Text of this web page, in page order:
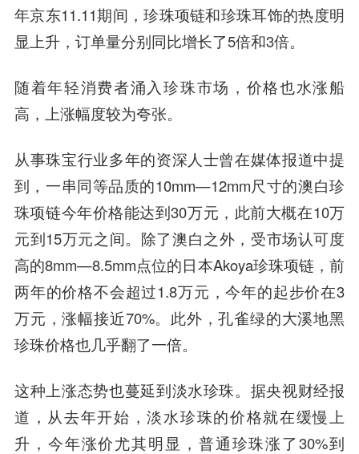
年京东11.11期间，珍珠项链和珍珠耳饰的热度明
显上升，订单量分别同比增长了5倍和3倍。
随着年轻消费者涌入珍珠市场，价格也水涨船
高，上涨幅度较为夸张。
从事珠宝行业多年的资深人士曾在媒体报道中提
到，一串同等品质的10mm—12mm尺寸的澳白珍
珠项链今年价格能达到30万元，此前大概在10万
元到15万元之间。除了澳白之外，受市场认可度
高的8mm—8.5mm点位的日本Akoya珍珠项链，前
两年的价格不会超过1.8万元，今年的起步价在3
万元，涨幅接近70%。此外，孔雀绿的大溪地黑
珍珠价格也几乎翻了一倍。
这种上涨态势也蔓延到淡水珍珠。据央视财经报
道，从去年开始，淡水珍珠的价格就在缓慢上
升，今年涨价尤其明显，普通珍珠涨了30%到